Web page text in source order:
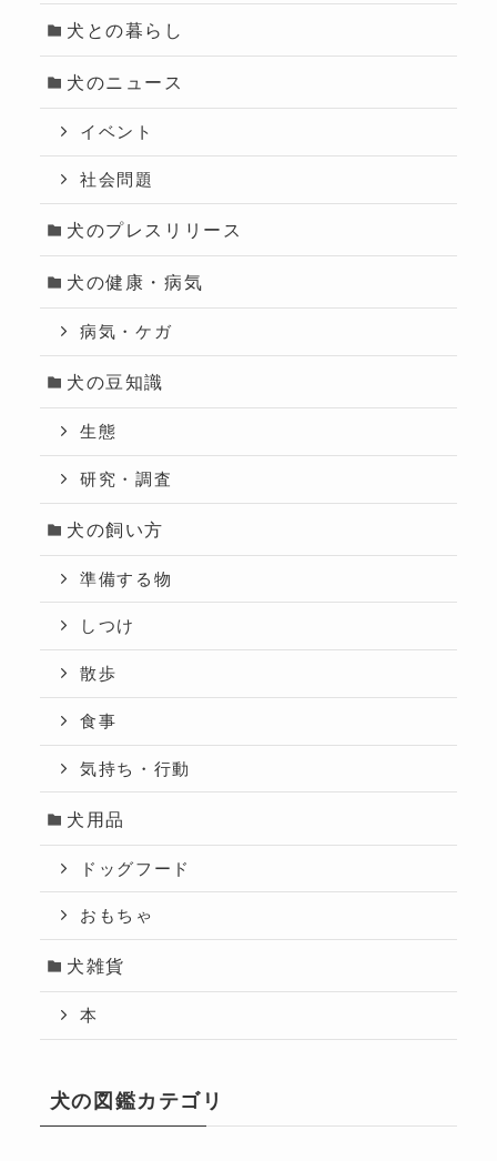
犬との暮らし
犬のニュース
イベント
社会問題
犬のプレスリリース
犬の健康・病気
病気・ケガ
犬の豆知識
生態
研究・調査
犬の飼い方
準備する物
しつけ
散歩
食事
気持ち・行動
犬用品
ドッグフード
おもちゃ
犬雑貨
本
犬の図鑑カテゴリ